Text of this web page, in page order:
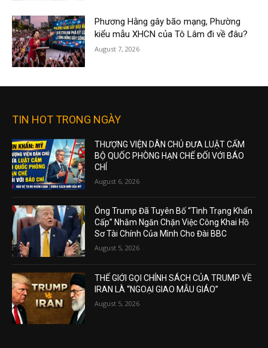
Phương Hằng gây bão mạng, Phường
kiểu mẫu XHCN của Tô Lâm đi về đâu?
August 7, 2026
TIN HOT TRONG NGÀY
THƯỢNG VIỆN DÂN CHỦ ĐƯA LUẬT CẤM
BỘ QUỐC PHÒNG HẠN CHẾ ĐỐI VỚI BÁO
CHÍ
August 6, 2026
Ông Trump Đã Tuyên Bố “Tình Trạng Khẩn
Cấp” Nhằm Ngăn Chặn Việc Công Khai Hồ
Sơ Tài Chính Của Mình Cho Đài BBC
August 5, 2026
THẾ GIỚI GỌI CHÍNH SÁCH CỦA TRUMP VỀ
IRAN LÀ “NGOẠI GIAO MẪU GIÁO”
August 5, 2026